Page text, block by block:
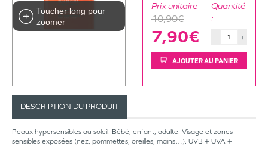
Toucher long pour
zoomer
Prix unitaire
10,90€
7,90€
Quantité
:
- +
AJOUTER AU PANIER
DESCRIPTION DU PRODUIT
Peaux hypersensibles au soleil. Bébé, enfant, adulte. Visage et zones
sensibles exposées (nez, pommettes, oreilles, mains…). UVB + UVA +